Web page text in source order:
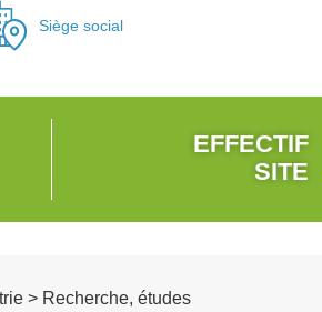
Siège social
EFFECTIF
SITE
> Recherche, études